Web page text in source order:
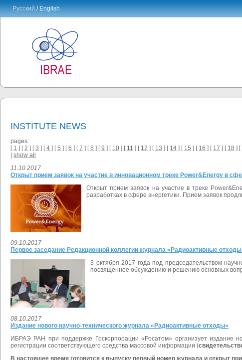
Русский/ English
INSTITUTE NEWS
pages:
[ 1 ] [2 ] [3 ] [4 ] [5 ] [6 ] [7 ] [8 ] [9 ] [ 10 ] [ 11 ] [ 12 ] [ 13 ] [ 14 ] [ 15 ] [ 16 ] [ 17 ] [ 18 ] [
show all
11.10.2017
Открыт прием заявок на участие в инновационном треке Power&Energy в
Открыт прием заявок на участие в треке
разработках в сфере энергетики. Прием заявок
09.10.2017
Первое заседание Редакционной коллегии журнала «Радиоактивные
3 октября 2017 года под председательством
посвященное обсуждению и решению основных
08.10.2017
Издание нового научно-технического журнала «Радиоактивные отходы»
ИБРАЭ РАН при поддержке Госкорпорации «Росатом» организует издание
регистрации соответствующего средства массовой информации (
В настоящее время готовится к выпуску первый номер журнала и открыт